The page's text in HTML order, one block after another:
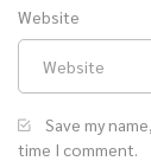
Website
Save my
time I comment.